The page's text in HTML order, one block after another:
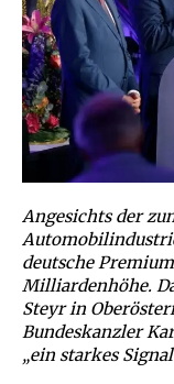
Angesichts der
deutsche
Milliardenhöhe.
Steyr in
Bundeskanzler
„ein starkes S